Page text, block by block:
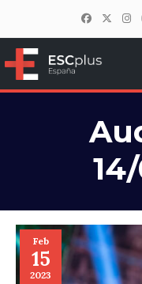
ESCplus
Feb
15
2023